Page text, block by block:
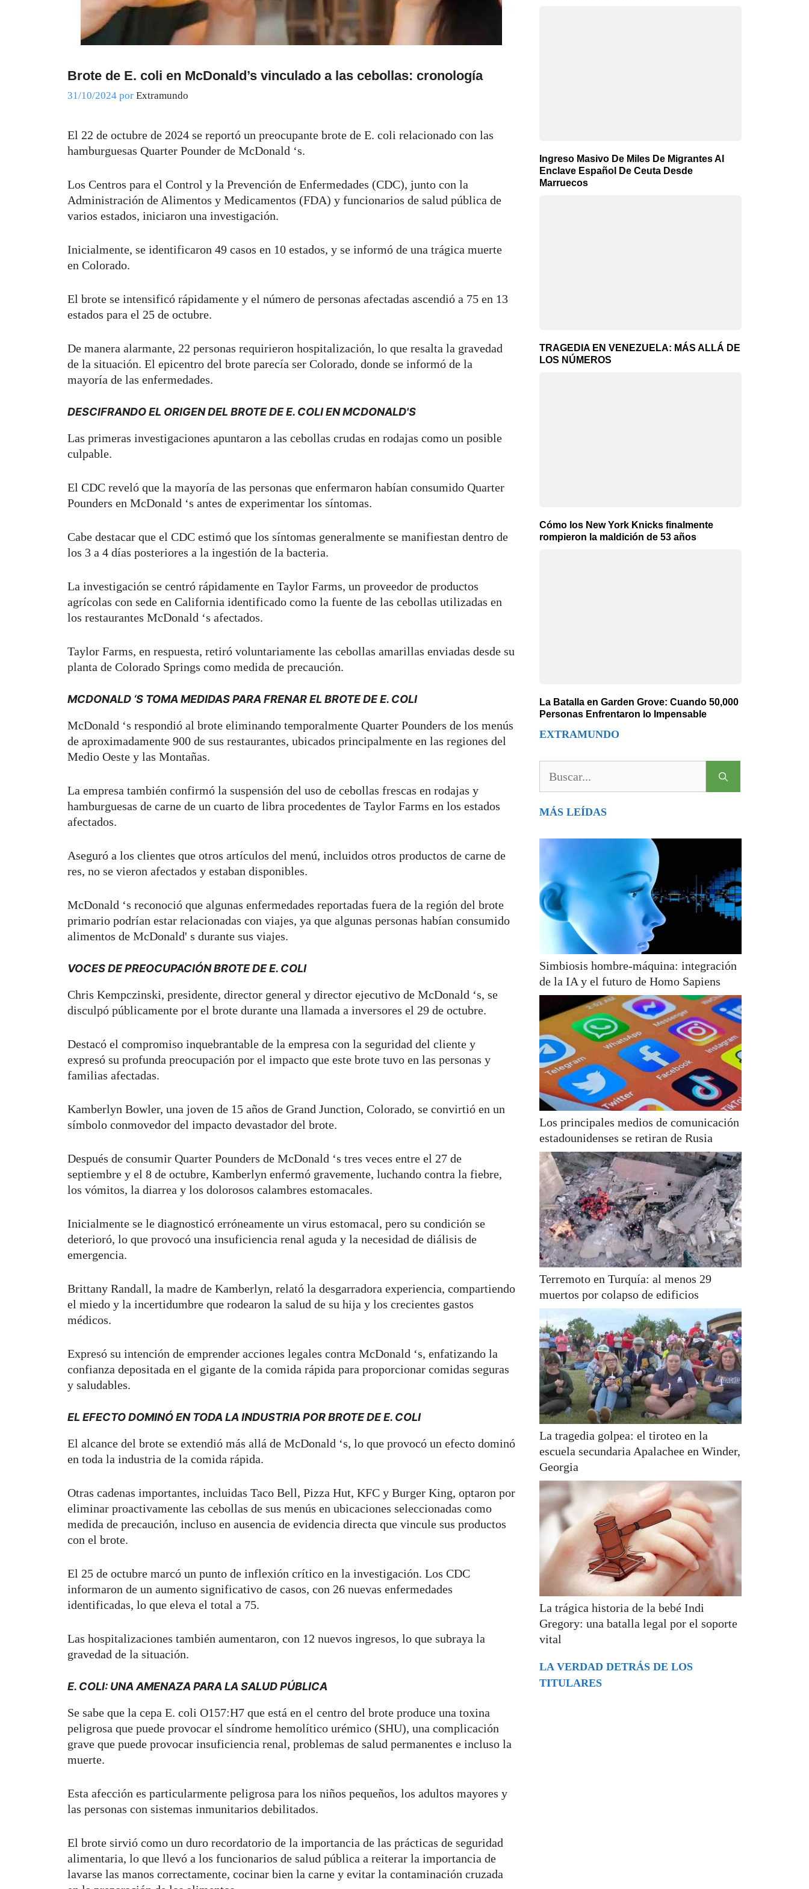
Brote de E. coli en McDonald’s vinculado a las cebollas: cronología
31/10/2024 por Extramundo
El 22 de octubre de 2024 se reportó un preocupante brote de E. coli relacionado con las
hamburguesas Quarter Pounder de McDonald ‘s.
Los Centros para el Control y la Prevención de Enfermedades (CDC), junto con la
Administración de Alimentos y Medicamentos (FDA) y funcionarios de salud pública de
varios estados, iniciaron una investigación.
Inicialmente, se identificaron 49 casos en 10 estados, y se informó de una trágica muerte
en Colorado.
El brote se intensificó rápidamente y el número de personas afectadas ascendió a 75 en 13
estados para el 25 de octubre.
De manera alarmante, 22 personas requirieron hospitalización, lo que resalta la gravedad
de la situación. El epicentro del brote parecía ser Colorado, donde se informó de la
mayoría de las enfermedades.
DESCIFRANDO EL ORIGEN DEL BROTE DE E. COLI EN MCDONALD'S
Las primeras investigaciones apuntaron a las cebollas crudas en rodajas como un posible
culpable.
El CDC reveló que la mayoría de las personas que enfermaron habían consumido Quarter
Pounders en McDonald ‘s antes de experimentar los síntomas.
Cabe destacar que el CDC estimó que los síntomas generalmente se manifiestan dentro de
los 3 a 4 días posteriores a la ingestión de la bacteria.
La investigación se centró rápidamente en Taylor Farms, un proveedor de productos
agrícolas con sede en California identificado como la fuente de las cebollas utilizadas en
los restaurantes McDonald ‘s afectados.
Taylor Farms, en respuesta, retiró voluntariamente las cebollas amarillas enviadas desde su
planta de Colorado Springs como medida de precaución.
MCDONALD ‘S TOMA MEDIDAS PARA FRENAR EL BROTE DE E. COLI
McDonald ‘s respondió al brote eliminando temporalmente Quarter Pounders de los menús
de aproximadamente 900 de sus restaurantes, ubicados principalmente en las regiones del
Medio Oeste y las Montañas.
La empresa también confirmó la suspensión del uso de cebollas frescas en rodajas y
hamburguesas de carne de un cuarto de libra procedentes de Taylor Farms en los estados
afectados.
Aseguró a los clientes que otros artículos del menú, incluidos otros productos de carne de
res, no se vieron afectados y estaban disponibles.
McDonald ‘s reconoció que algunas enfermedades reportadas fuera de la región del brote
primario podrían estar relacionadas con viajes, ya que algunas personas habían consumido
alimentos de McDonald' s durante sus viajes.
VOCES DE PREOCUPACIÓN BROTE DE E. COLI
Chris Kempczinski, presidente, director general y director ejecutivo de McDonald ‘s, se
disculpó públicamente por el brote durante una llamada a inversores el 29 de octubre.
Destacó el compromiso inquebrantable de la empresa con la seguridad del cliente y
expresó su profunda preocupación por el impacto que este brote tuvo en las personas y
familias afectadas.
Kamberlyn Bowler, una joven de 15 años de Grand Junction, Colorado, se convirtió en un
símbolo conmovedor del impacto devastador del brote.
Después de consumir Quarter Pounders de McDonald ‘s tres veces entre el 27 de
septiembre y el 8 de octubre, Kamberlyn enfermó gravemente, luchando contra la fiebre,
los vómitos, la diarrea y los dolorosos calambres estomacales.
Inicialmente se le diagnosticó erróneamente un virus estomacal, pero su condición se
deterioró, lo que provocó una insuficiencia renal aguda y la necesidad de diálisis de
emergencia.
Brittany Randall, la madre de Kamberlyn, relató la desgarradora experiencia, compartiendo
el miedo y la incertidumbre que rodearon la salud de su hija y los crecientes gastos
médicos.
Expresó su intención de emprender acciones legales contra McDonald ‘s, enfatizando la
confianza depositada en el gigante de la comida rápida para proporcionar comidas seguras
y saludables.
EL EFECTO DOMINÓ EN TODA LA INDUSTRIA POR BROTE DE E. COLI
El alcance del brote se extendió más allá de McDonald ‘s, lo que provocó un efecto dominó
en toda la industria de la comida rápida.
Otras cadenas importantes, incluidas Taco Bell, Pizza Hut, KFC y Burger King, optaron por
eliminar proactivamente las cebollas de sus menús en ubicaciones seleccionadas como
medida de precaución, incluso en ausencia de evidencia directa que vincule sus productos
con el brote.
El 25 de octubre marcó un punto de inflexión crítico en la investigación. Los CDC
informaron de un aumento significativo de casos, con 26 nuevas enfermedades
identificadas, lo que eleva el total a 75.
Las hospitalizaciones también aumentaron, con 12 nuevos ingresos, lo que subraya la
gravedad de la situación.
E. COLI: UNA AMENAZA PARA LA SALUD PÚBLICA
Se sabe que la cepa E. coli O157:H7 que está en el centro del brote produce una toxina
peligrosa que puede provocar el síndrome hemolítico urémico (SHU), una complicación
grave que puede provocar insuficiencia renal, problemas de salud permanentes e incluso la
muerte.
Esta afección es particularmente peligrosa para los niños pequeños, los adultos mayores y
las personas con sistemas inmunitarios debilitados.
El brote sirvió como un duro recordatorio de la importancia de las prácticas de seguridad
alimentaria, lo que llevó a los funcionarios de salud pública a reiterar la importancia de
lavarse las manos correctamente, cocinar bien la carne y evitar la contaminación cruzada
Ingreso Masivo De Miles De Migrantes Al
Enclave Español De Ceuta Desde
Marruecos
TRAGEDIA EN VENEZUELA: MÁS ALLÁ DE
LOS NÚMEROS
Cómo los New York Knicks finalmente
rompieron la maldición de 53 años
La Batalla en Garden Grove: Cuando 50,000
Personas Enfrentaron lo Impensable
EXTRAMUNDO
MÁS LEÍDAS
Simbiosis hombre-máquina: integración
de la IA y el futuro de Homo Sapiens
Los principales medios de comunicación
estadounidenses se retiran de Rusia
Terremoto en Turquía: al menos 29
muertos por colapso de edificios
La tragedia golpea: el tiroteo en la
escuela secundaria Apalachee en Winder,
Georgia
La trágica historia de la bebé Indi
Gregory: una batalla legal por el soporte
vital
LA VERDAD DETRÁS DE LOS
TITULARES